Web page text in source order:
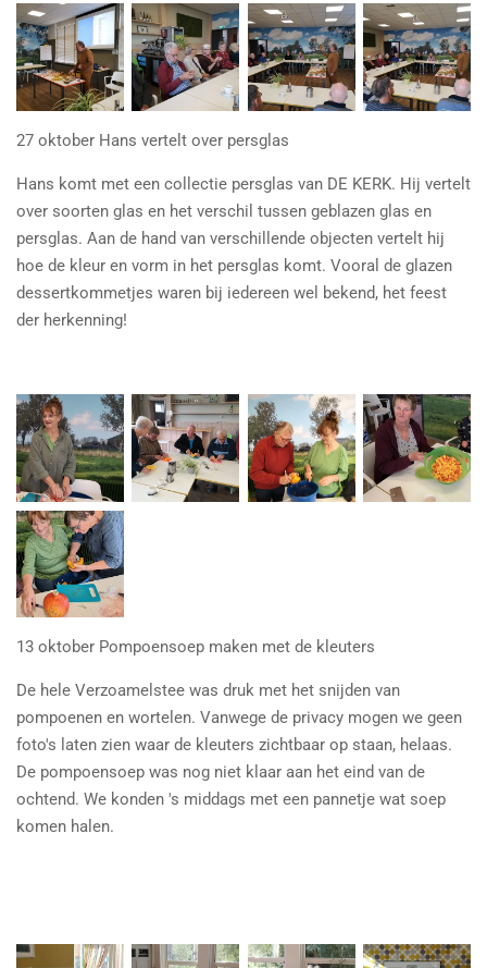
27 oktober Hans vertelt over persglas
Hans komt met een collectie persglas van DE KERK. Hij vertelt
over soorten glas en het verschil tussen geblazen glas en
persglas. Aan de hand van verschillende objecten vertelt hij
hoe de kleur en vorm in het persglas komt. Vooral de glazen
dessertkommetjes waren bij iedereen wel bekend, het feest
der herkenning!
13 oktober Pompoensoep maken met de kleuters
De hele Verzoamelstee was druk met het snijden van
pompoenen en wortelen. Vanwege de privacy mogen we geen
foto's laten zien waar de kleuters zichtbaar op staan, helaas.
De pompoensoep was nog niet klaar aan het eind van de
ochtend. We konden 's middags met een pannetje wat soep
komen halen.